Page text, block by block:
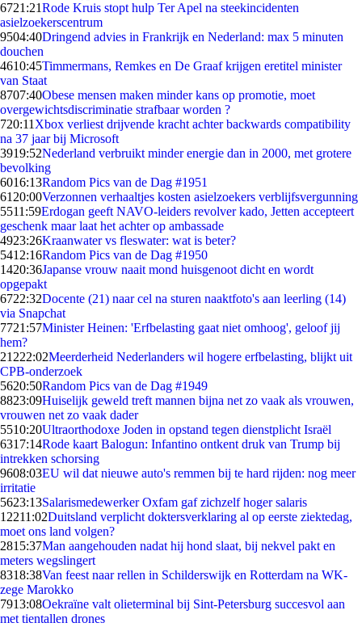
6721:21Rode Kruis stopt hulp Ter Apel na steekincidenten
asielzoekerscentrum
9504:40Dringend advies in Frankrijk en Nederland: max 5 minuten
douchen
4610:45Timmermans, Remkes en De Graaf krijgen eretitel minister
van Staat
8707:40Obese mensen maken minder kans op promotie, moet
overgewichtsdiscriminatie strafbaar worden ?
720:11 Xbox verliest drijvende kracht achter backwards compatibility
na 37 jaar bij Microsoft
3919:52Nederland verbruikt minder energie dan in 2000, met grotere
bevolking
6016:13Random Pics van de Dag #1951
61 20:00Verzonnen verhaaltjes kosten asielzoekers verblijfsvergunning
5511:59Erdogan geeft NAVO-leiders revolver kado, Jetten accepteert
geschenk maar laat het achter op ambassade
4923:26Kraanwater vs fleswater: wat is beter?
5412:16Random Pics van de Dag #1950
1420:36Japanse vrouw naait mond huisgenoot dicht en wordt
opgepakt
6722:32Docente (21) naar cel na sturen naaktfoto's aan leerling (14)
via Snapchat
7721:57Minister Heinen: 'Erfbelasting gaat niet omhoog', geloof jij
hem?
21222:02Meerderheid Nederlanders wil hogere erfbelasting, blijkt uit
CPB-onderzoek
5620:50Random Pics van de Dag #1949
8823:09Huiselijk geweld treft mannen bijna net zo vaak als vrouwen,
vrouwen net zo vaak dader
5510:20Ultraorthodoxe Joden in opstand tegen dienstplicht Israël
6317:14Rode kaart Balogun: Infantino ontkent druk van Trump bij
intrekken schorsing
9608:03EU wil dat nieuwe auto's remmen bij te hard rijden: nog meer
irritatie
5623:13Salarismedewerker Oxfam gaf zichzelf hoger salaris
12211:02Duitsland verplicht doktersverklaring al op eerste ziektedag,
moet ons land volgen?
2815:37Man aangehouden nadat hij hond slaat, bij nekvel pakt en
meters wegslingert
8318:38Van feest naar rellen in Schilderswijk en Rotterdam na WK-
zege Marokko
7913:08Oekraïne valt olieterminal bij Sint-Petersburg succesvol aan
met tientallen drones